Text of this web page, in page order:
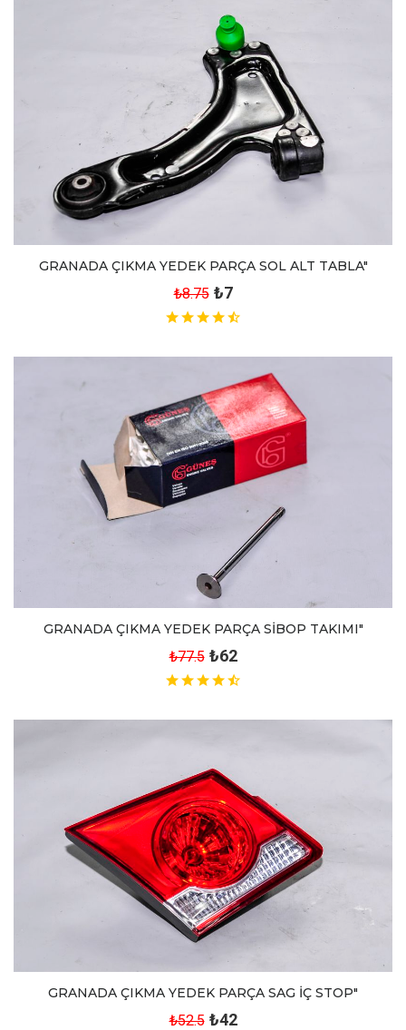
GRANADA ÇIKMA YEDEK PARÇA SOL ALT TABLA"
₺8.75 ₺7
GRANADA ÇIKMA YEDEK PARÇA SİBOP TAKIMI"
₺77.5 ₺62
GRANADA ÇIKMA YEDEK PARÇA SAG İÇ STOP"
₺52.5 ₺42